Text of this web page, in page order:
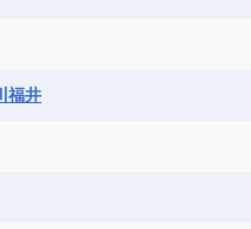
福井